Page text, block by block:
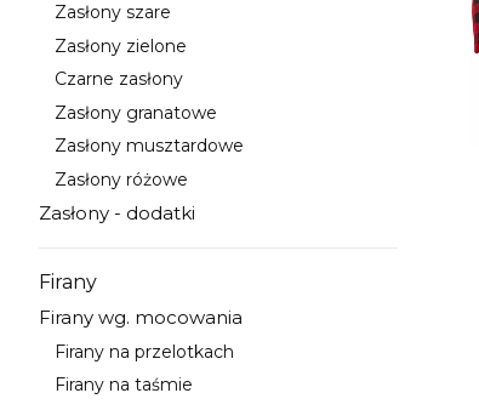
Kategoria - Zasłony szare
Zasłony szare
Kategoria - Zasłony zielone
Zasłony zielone
Kategoria - Czarne zasłony
Czarne zasłony
Kategoria - Zasłony granatowe
Zasłony granatowe
Kategoria - Zasłony musztardowe
Zasłony musztardowe
Kategoria - Zasłony różowe
Zasłony różowe
Kategoria - Zasłony - dodatki
Zasłony - dodatki
Kategoria - Firany
Firany
Kategoria - Firany wg. mocowania
Firany wg. mocowania
Kategoria - Firany na przelotkach
Firany na przelotkach
Kategoria - Firany na taśmie
Firany na taśmie